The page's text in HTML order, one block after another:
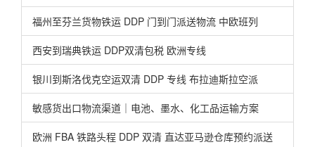
福州至芬兰货物铁运 DDP 门到门派送物流 中欧班列
西安到瑞典铁运 DDP双清包税 欧洲专线
银川到斯洛伐克空运双清 DDP 专线 布拉迪斯拉空派
敏感货出口物流渠道｜电池、墨水、化工品运输方案
欧洲 FBA 铁路头程 DDP 双清 直达亚马逊仓库预约派送